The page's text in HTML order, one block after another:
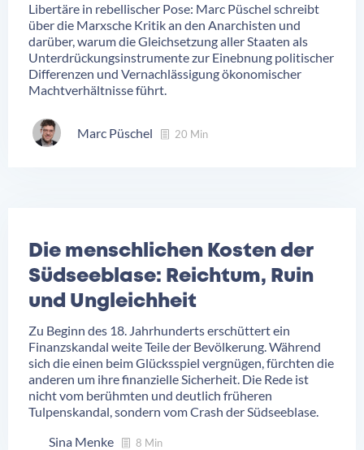
Libertäre in rebellischer Pose: Marc Püschel schreibt
über die Marxsche Kritik an den Anarchisten und
darüber, warum die Gleichsetzung aller Staaten als
Unterdrückungsinstrumente zur Einebnung politischer
Differenzen und Vernachlässigung ökonomischer
Machtverhältnisse führt.
Marc Püschel 20 Min
Die menschlichen Kosten der
Südseeblase: Reichtum, Ruin
und Ungleichheit
Zu Beginn des 18. Jahrhunderts erschüttert ein
Finanzskandal weite Teile der Bevölkerung. Während
sich die einen beim Glücksspiel vergnügen, fürchten die
anderen um ihre finanzielle Sicherheit. Die Rede ist
nicht vom berühmten und deutlich früheren
Tulpenskandal, sondern vom Crash der Südseeblase.
Sina Menke
8 Min